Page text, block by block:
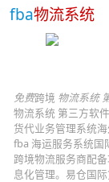
fba物流系统
免费跨境 物流系统
物流系统 第三方软
货代业务管理系统
fba 海运服务系统国
跨境物流服务商配
息化管理。易仓国